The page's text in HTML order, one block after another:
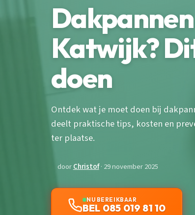
Katwijk?
doen
Ontdek wat je moet doen bij
deelt praktische tips, kosten en
ter plaatse.
doorChristof· 29 november 2025
NU BEREIKBAAR
BEL 085 019 81 10